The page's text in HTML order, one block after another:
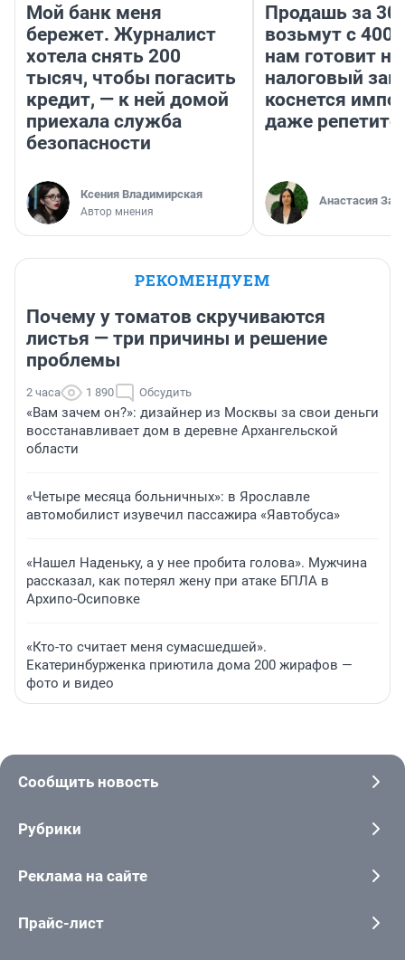
Мой банк меня
бережет. Журналист
хотела снять 200
тысяч, чтобы погасить
кредит, — к ней домой
приехала служба
безопасности
Ксения Владимирская
Автор мнения
Продашь за
возьмут с
нам готовит
налоговый
коснется
даже
Анастасия
РЕКОМЕНДУЕМ
Почему у томатов скручиваются
листья — три причины и решение
проблемы
2 часа 1 890 Обсудить
«Вам зачем он?»: дизайнер из Москвы за свои деньги
восстанавливает дом в деревне Архангельской
области
«Четыре месяца больничных»: в Ярославле
автомобилист изувечил пассажира «Яавтобуса»
«Нашел Наденьку, а у нее пробита голова». Мужчина
рассказал, как потерял жену при атаке БПЛА в
Архипо-Осиповке
«Кто-то считает меня сумасшедшей».
Екатеринбурженка приютила дома 200 жирафов —
фото и видео
Сообщить новость
Рубрики
Реклама на сайте
Прайс-лист